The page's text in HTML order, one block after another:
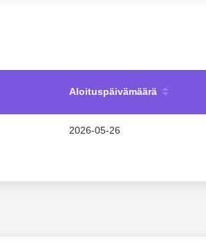
Aloituspäivämäärä
2026-05-26